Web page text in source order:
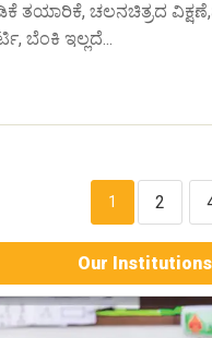
ತಯಾರಿಕೆ, ಚಲನಚಿತ್ರದ
ಬೆಂಕಿ ಇಲ್ಲದೆ...
1 2
Our Institutions